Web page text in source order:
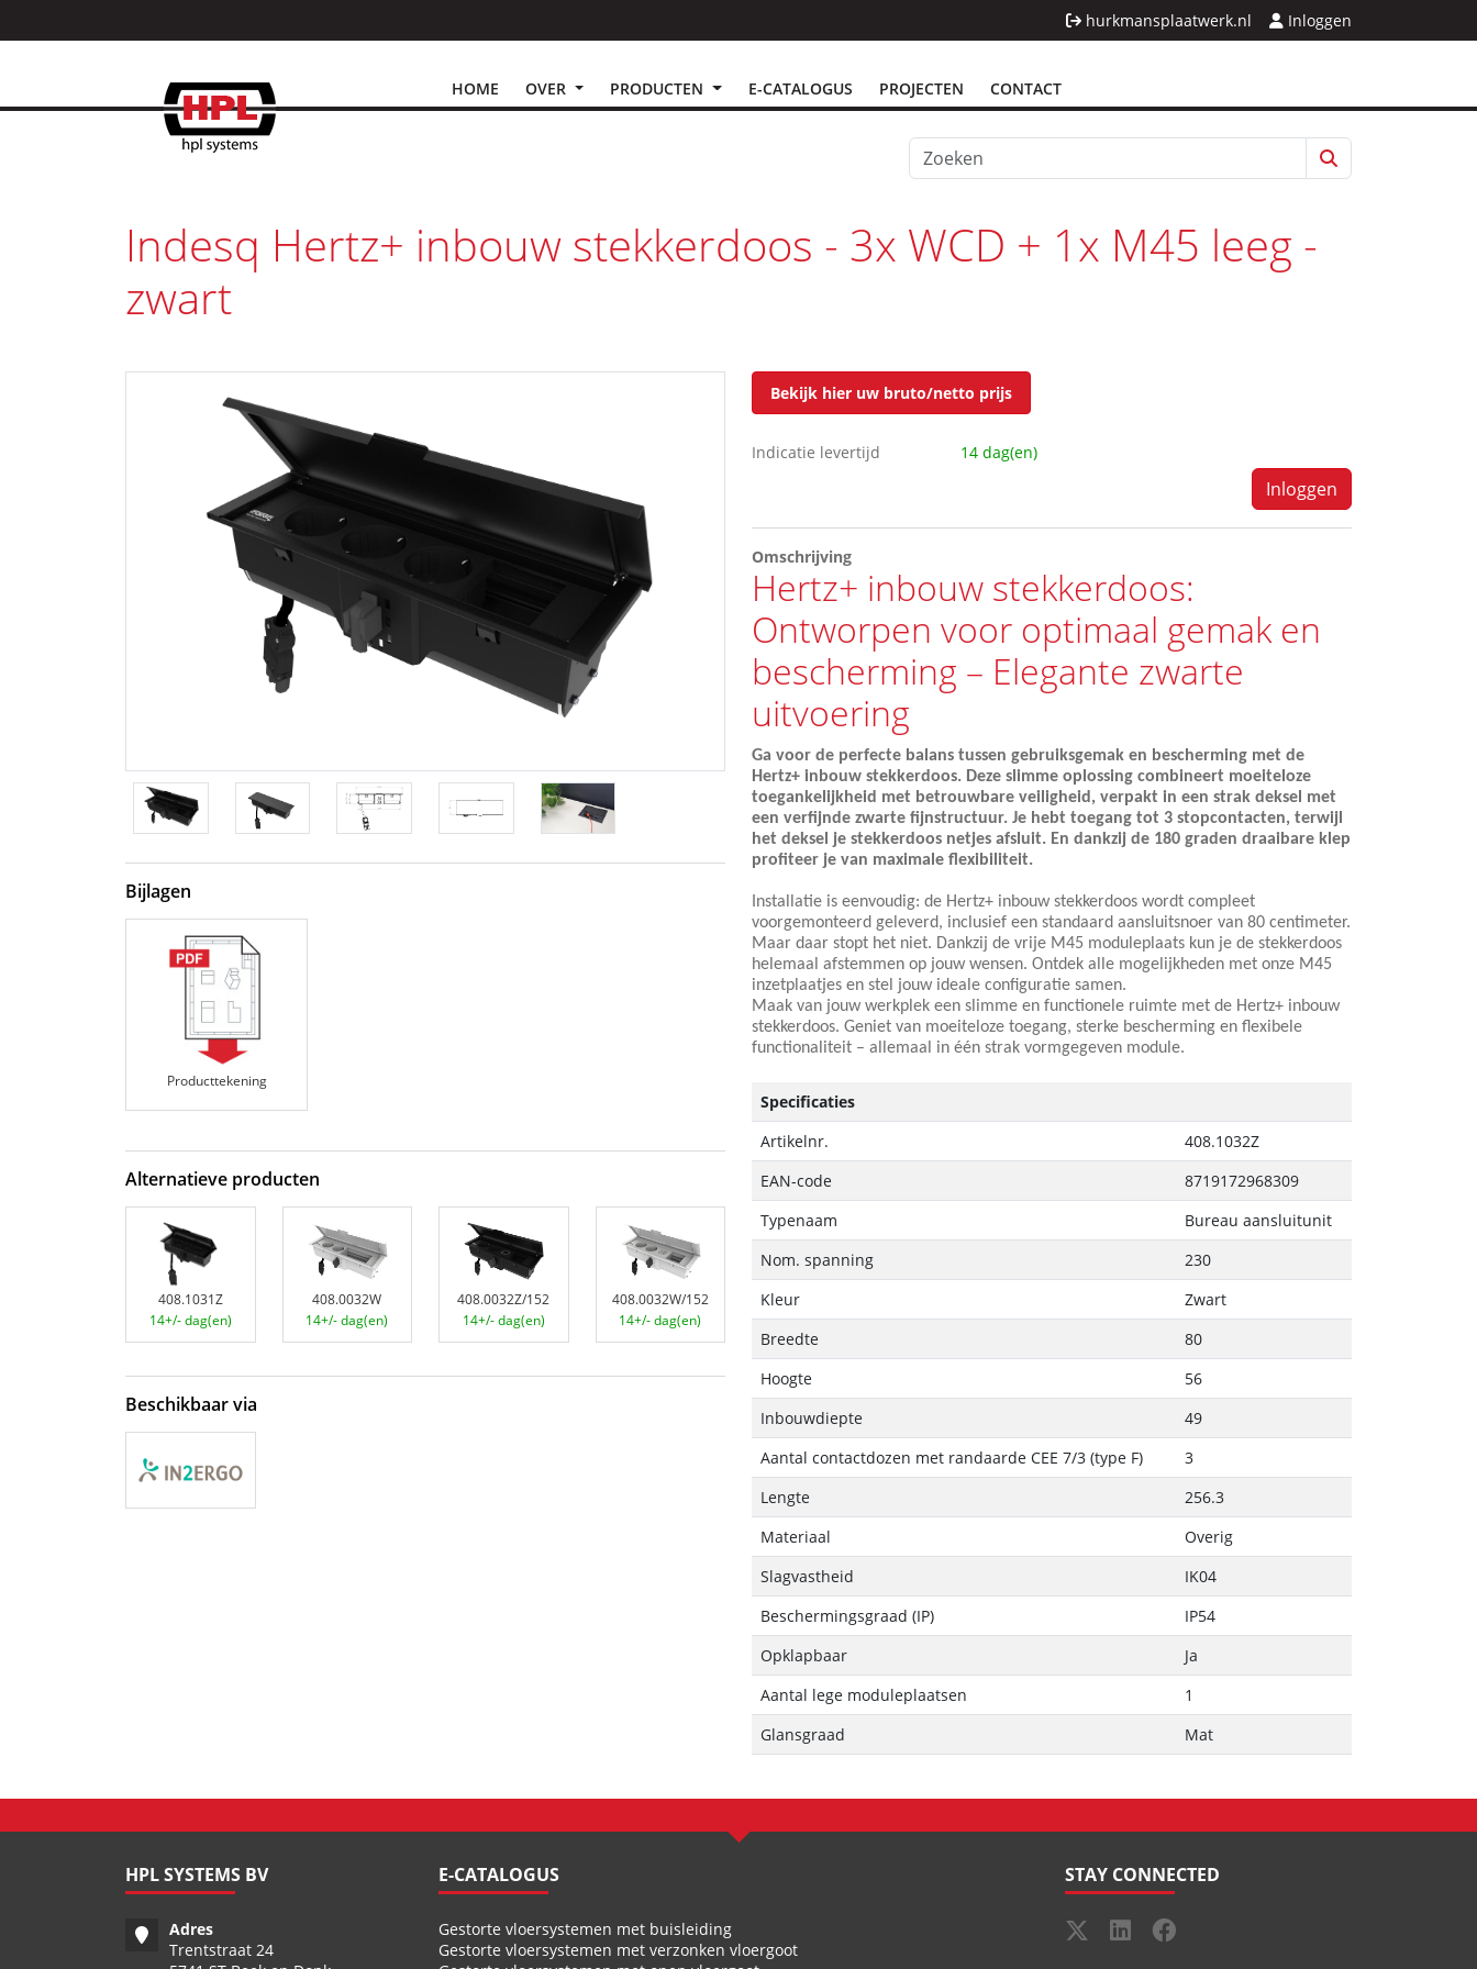
hurkmansplaatwerk.nl Inloggen
HOME OVER PRODUCTEN E-CATALOGUS PROJECTEN CONTACT
Indesq Hertz+ inbouw stekkerdoos - 3x WCD + 1x M45 leeg -
zwart
Bekijk hier uw bruto/netto prijs
Indicatie levertijd 14 dag(en)
Inloggen
Omschrijving
Hertz+ inbouw stekkerdoos:
Ontworpen voor optimaal gemak en
bescherming – Elegante zwarte
uitvoering
Ga voor de perfecte balans tussen gebruiksgemak en bescherming met de
Hertz+ inbouw stekkerdoos. Deze slimme oplossing combineert moeiteloze
toegankelijkheid met betrouwbare veiligheid, verpakt in een strak deksel met
een verfijnde zwarte fijnstructuur. Je hebt toegang tot 3 stopcontacten, terwijl
het deksel je stekkerdoos netjes afsluit. En dankzij de 180 graden draaibare klep
profiteer je van maximale flexibiliteit.
Installatie is eenvoudig: de Hertz+ inbouw stekkerdoos wordt compleet
voorgemonteerd geleverd, inclusief een standaard aansluitsnoer van 80 centimeter.
Maar daar stopt het niet. Dankzij de vrije M45 moduleplaats kun je de stekkerdoos
helemaal afstemmen op jouw wensen. Ontdek alle mogelijkheden met onze M45
inzetplaatjes en stel jouw ideale configuratie samen.
Maak van jouw werkplek een slimme en functionele ruimte met de Hertz+ inbouw
stekkerdoos. Geniet van moeiteloze toegang, sterke bescherming en flexibele
functionaliteit – allemaal in één strak vormgegeven module.
Specificaties
Artikelnr.
408.1032Z
EAN-code
8719172968309
Typenaam
Bureau aansluitunit
Nom. spanning
230
Kleur
Zwart
Breedte
80
Hoogte
56
Inbouwdiepte
49
Aantal contactdozen met randaarde CEE 7/3 (type F)
3
Lengte
256.3
Materiaal
Overig
Slagvastheid
IK04
Beschermingsgraad (IP)
IP54
Opklapbaar
Ja
Aantal lege moduleplaatsen
1
Glansgraad
Mat
Bijlagen
Producttekening
Alternatieve producten
408.1031Z
14+/- dag(en)
408.0032W
14+/- dag(en)
408.0032Z/152
14+/- dag(en)
408.0032W/152
14+/- dag(en)
Beschikbaar via
HPL SYSTEMS BV
Adres
Trentstraat 24
E-CATALOGUS
Gestorte vloersystemen met buisleiding
Gestorte vloersystemen met verzonken vloergoot
STAY CONNECTED